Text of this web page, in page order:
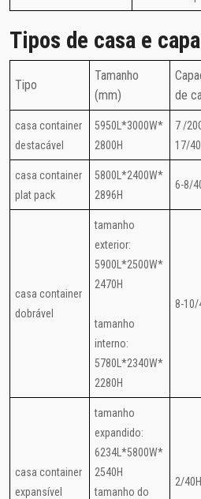
Tipos de casa e
Tipo
Tamanho
(mm)
de
casa container
destacável
5950L*3000W*
2800H
7 /
17/
casa container
plat pack
5800L*2400W*
2896H
6-8/
casa container
dobrável
tamanho
exterior:
5900L*2500W*
2470H
tamanho
interno:
5780L*2340W*
2280H
8-10/
casa container
expansível
tamanho
expandido:
6234L*5800W*
2540H
tamanho do
2/